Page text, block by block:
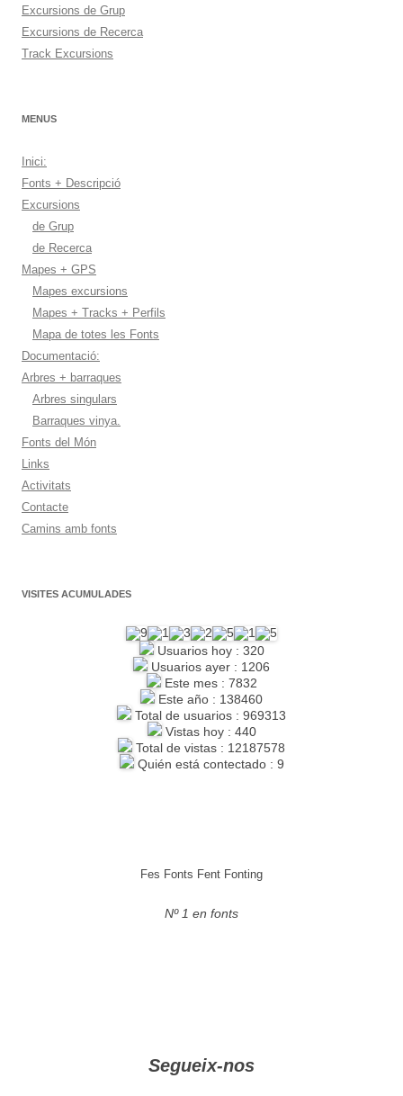
Excursions de Grup
Excursions de Recerca
Track Excursions
MENUS
Inici:
Fonts + Descripció
Excursions
de Grup
de Recerca
Mapes + GPS
Mapes excursions
Mapes + Tracks + Perfils
Mapa de totes les Fonts
Documentació:
Arbres + barraques
Arbres singulars
Barraques vinya.
Fonts del Món
Links
Activitats
Contacte
Camins amb fonts
VISITES ACUMULADES
Usuarios hoy : 320
Usuarios ayer : 1206
Este mes : 7832
Este año : 138460
Total de usuarios : 969313
Vistas hoy : 440
Total de vistas : 12187578
Quién está contectado : 9
Fes Fonts Fent Fonting
Nº 1 en fonts
Segueix-nos